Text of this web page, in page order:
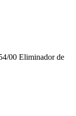
00 Eliminador de